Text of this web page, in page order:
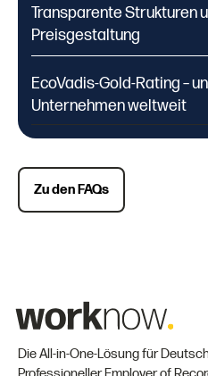
Transparente Strukturen
Preisgestaltung
EcoVadis-Gold-Rating –
Unternehmen weltweit
Zu den FAQs
Die All-in-One-Lösung für